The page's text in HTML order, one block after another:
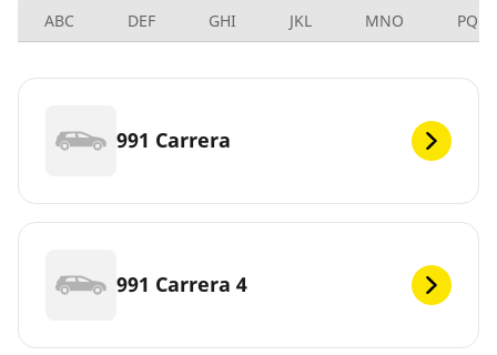
ABC DEF GHI JKL MNO PQRS
991 Carrera
991 Carrera 4